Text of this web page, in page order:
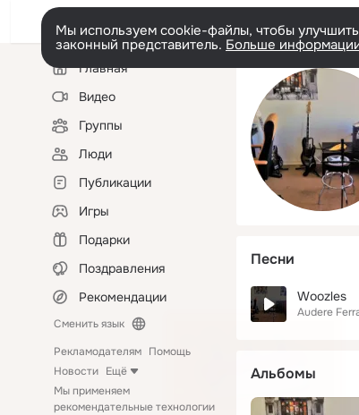
Мы используем cookie-файлы, чтобы
законный представитель. Больше
Левая
колонкаГлавная
Видео
Группы
Люди
Публикации
Игры
Подарки
Поздравления
Рекомендации
Сменить язык
Рекламодателям Помощь
Новости Ещё
Мы применяем
рекомендательные технологии
Песни
Woozles
Audere
Альбомы